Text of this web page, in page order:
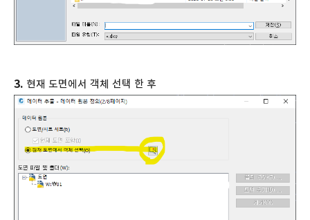
3. 현재 도면에서 객체 선택 한 후